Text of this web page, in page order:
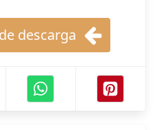
descarga